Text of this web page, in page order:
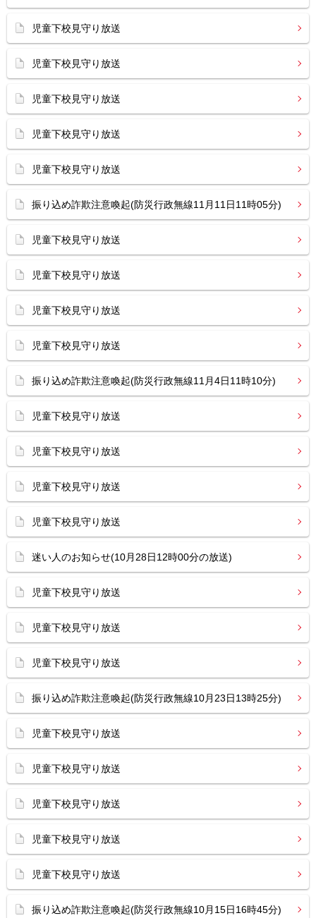
児童下校見守り放送
児童下校見守り放送
児童下校見守り放送
児童下校見守り放送
児童下校見守り放送
振り込め詐欺注意喚起(防災行政無線11月11日11時05分)
児童下校見守り放送
児童下校見守り放送
児童下校見守り放送
児童下校見守り放送
振り込め詐欺注意喚起(防災行政無線11月4日11時10分)
児童下校見守り放送
児童下校見守り放送
児童下校見守り放送
児童下校見守り放送
迷い人のお知らせ(10月28日12時00分の放送)
児童下校見守り放送
児童下校見守り放送
児童下校見守り放送
振り込め詐欺注意喚起(防災行政無線10月23日13時25分)
児童下校見守り放送
児童下校見守り放送
児童下校見守り放送
児童下校見守り放送
児童下校見守り放送
振り込め詐欺注意喚起(防災行政無線10月15日16時45分)